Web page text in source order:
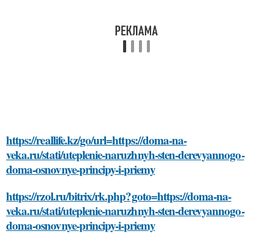
https://reallife.kz/go/url=https://doma-na-
veka.ru/stati/uteplenie-naruzhnyh-sten-derevyannogo-
doma-osnovnye-principy-i-priemy
https://rzol.ru/bitrix/rk.php?goto=https://doma-na-
veka.ru/stati/uteplenie-naruzhnyh-sten-derevyannogo-
doma-osnovnye-principy-i-priemy